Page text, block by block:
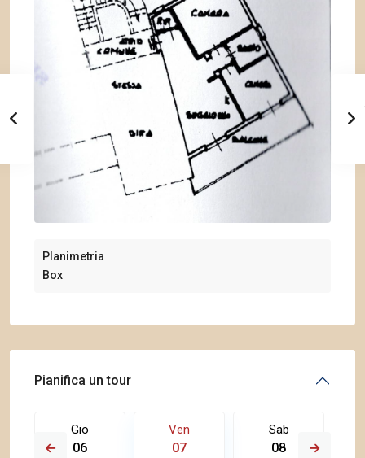
Planimetria
Box
Pianifica un tour
Gio
06
Ven
07
Sab
08